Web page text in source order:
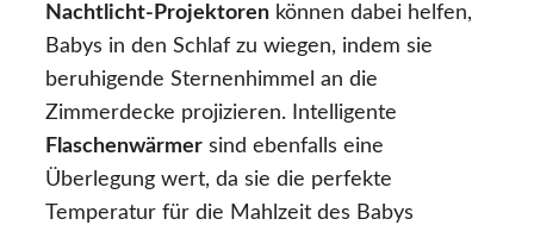
Nachtlicht-Projektoren können dabei helfen,
Babys in den Schlaf zu wiegen, indem sie
beruhigende Sternenhimmel an die
Zimmerdecke projizieren. Intelligente
Flaschenwärmer sind ebenfalls eine
Überlegung wert, da sie die perfekte
Temperatur für die Mahlzeit des Babys